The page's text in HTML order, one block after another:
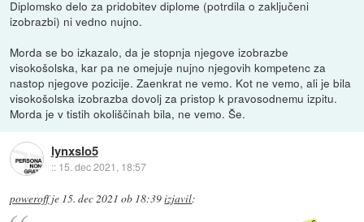
Diplomsko delo za pridobitev diplome (potrdila o zaključeni
izobrazbi) ni vedno nujno.
Morda se bo izkazalo, da je stopnja njegove izobrazbe
visokošolska, kar pa ne omejuje nujno njegovih kompetenc za
nastop njegove pozicije. Zaenkrat ne vemo. Kot ne vemo, ali je bila
visokošolska izobrazba dovolj za pristop k pravosodnemu izpitu.
Morda je v tistih okoliščinah bila, ne vemo. Še.
lynxslo5
:: 15. dec 2021, 18:57
poweroffje 15. dec 2021 ob 18:39izjavil: